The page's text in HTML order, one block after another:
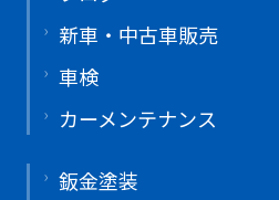
新車・中古車販売
車検
カーメンテナンス
鈑金塗装